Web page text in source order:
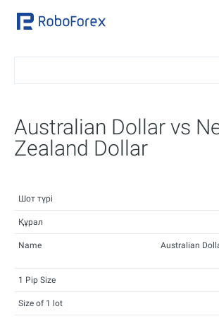
Australian Dollar vs
Zealand Dollar
Шот түрі
Құрал
Name
Australian
1 Pip Size
Size of 1 lot